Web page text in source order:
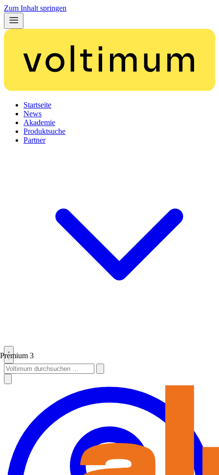
Zum Inhalt springen
Startseite
News
Akademie
Produktsuche
Partner
Premium 3